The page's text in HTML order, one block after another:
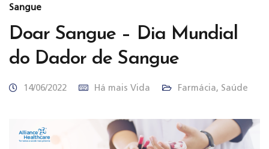
Sangue
Doar Sangue – Dia Mundial
do Dador de Sangue
14/06/2022 Há mais Vida Farmácia, Saúde